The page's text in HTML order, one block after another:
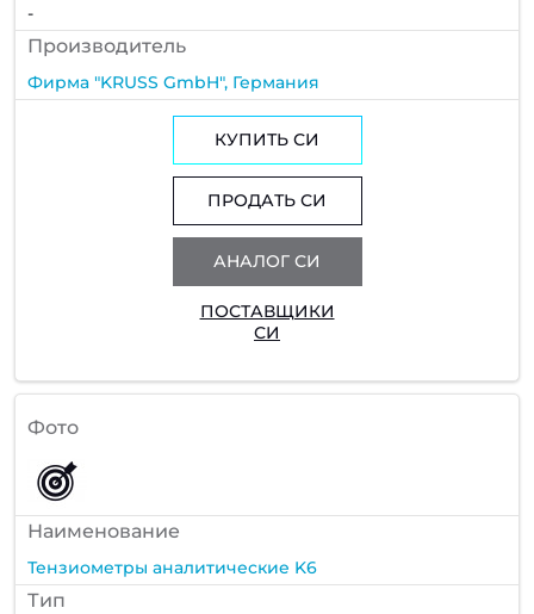
-
Производитель
Фирма "KRUSS GmbH", Германия
КУПИТЬ СИ
ПРОДАТЬ СИ
АНАЛОГ СИ
ПОСТАВЩИКИ
СИ
Фото
Наименование
Тензиометры аналитические K6
Тип